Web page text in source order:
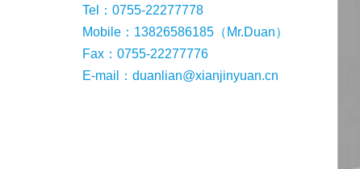
Tel：0755-22277778
Mobile：13826586185（Mr.Duan）
Fax：0755-22277776
E-mail：duanlian@xianjinyuan.cn